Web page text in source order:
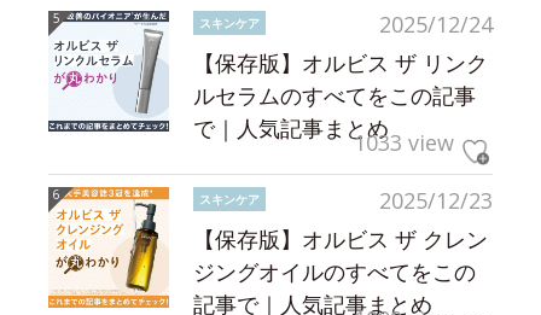
2025/12/24
スキンケア
【保存版】オルビス ザ リンク
ルセラムのすべてをこの記事
で｜人気記事まとめ1033 view
2025/12/23
スキンケア
【保存版】オルビス ザ クレン
ジングオイルのすべてをこの
記事で｜人気記事まとめ